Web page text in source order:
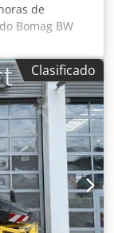
de
Bomag BW
de
[55,4
de
con
inmediato. Si
o
de
visite nuestra
de
con
Csdpfx Agezq
Clasificado